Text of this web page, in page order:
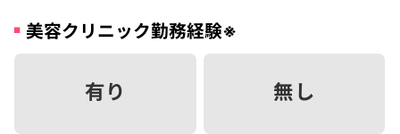
美容クリニック勤務経験※
有り 無し